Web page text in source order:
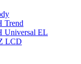
Trend
Universal EL
LCD